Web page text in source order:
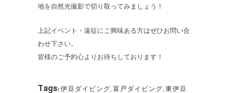
地を自然光撮影で切り取ってみましょう！
上記イベント・遠征にご興味ある方はぜひお問い合
わせ下さい。
皆様のご予約心よりお待ちしております！
Tags: 伊豆ダイビング 富戸ダイビング 東伊豆